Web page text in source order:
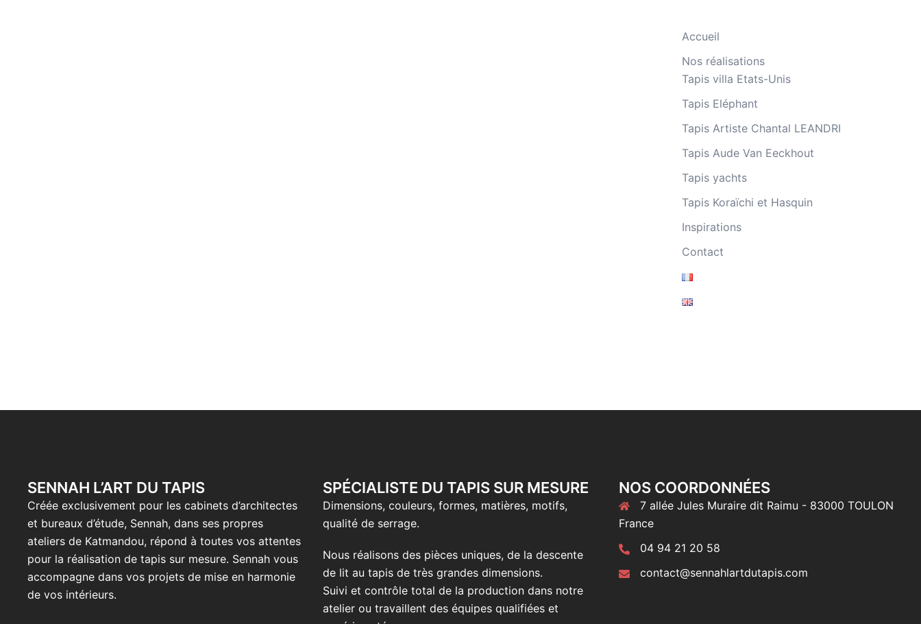
Accueil
Nos réalisations
Tapis villa Etats-Unis
Tapis Eléphant
Tapis Artiste Chantal LEANDRI
Tapis Aude Van Eeckhout
Tapis yachts
Tapis Koraïchi et Hasquin
Inspirations
Contact
SENNAH L’ART DU TAPIS
Créée exclusivement pour les cabinets d’architectes
et bureaux d’étude, Sennah, dans ses propres
ateliers de Katmandou, répond à toutes vos attentes
pour la réalisation de tapis sur mesure. Sennah vous
accompagne dans vos projets de mise en harmonie
de vos intérieurs.
SPÉCIALISTE DU TAPIS SUR MESURE
Dimensions, couleurs, formes, matières, motifs,
qualité de serrage.
Nous réalisons des pièces uniques, de la descente
de lit au tapis de très grandes dimensions.
Suivi et contrôle total de la production dans notre
atelier ou travaillent des équipes qualifiées et
NOS COORDONNÉES
7 allée Jules Muraire dit Raimu - 83000 TOULON
France
04 94 21 20 58
contact@sennahlartdutapis.com